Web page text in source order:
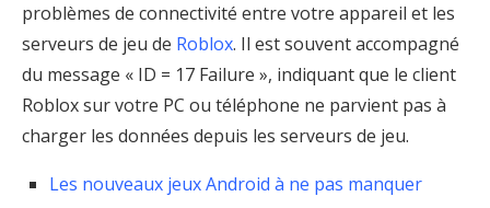
problèmes de connectivité entre votre appareil et les
serveurs de jeu de Roblox. Il est souvent accompagné
du message « ID = 17 Failure », indiquant que le client
Roblox sur votre PC ou téléphone ne parvient pas à
charger les données depuis les serveurs de jeu.
Les nouveaux jeux Android à ne pas manquer